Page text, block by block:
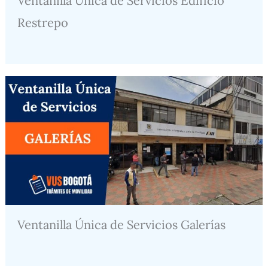
Restrepo
Ventanilla Única de Servicios Galerías